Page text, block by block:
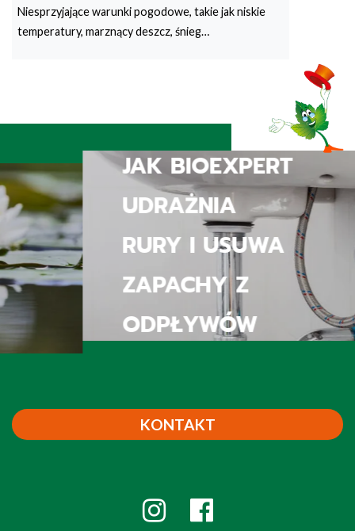
Niesprzyjające warunki pogodowe, takie jak niskie
temperatury, marznący deszcz, śnieg…
JAK BIOEXPERT
UDRAŻNIA
RURY I USUWA
ZAPACHY Z
ODPŁYWÓW
KONTAKT